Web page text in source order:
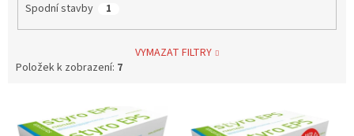
Spodní stavby 1
VYMAZAT FILTRY
Položek k zobrazení: 7